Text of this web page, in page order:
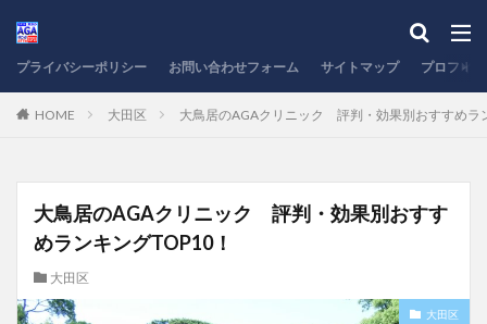
プライバシーポリシー お問い合わせフォーム サイトマップ プロフィ
HOME 大田区 大鳥居のAGAクリニック 評判・効果別おすすめラ
大鳥居のAGAクリニック 評判・効果別おすす
めランキングTOP10！
大田区
大田区